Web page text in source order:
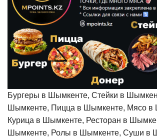
Бургеры в Шымкенте, Стейки в
Шымкенте, Пицца в Шымкенте, Мясо в
Курица в Шымкенте, Ресторан в
Шымкенте, Ролы в Шымкенте, Суши в